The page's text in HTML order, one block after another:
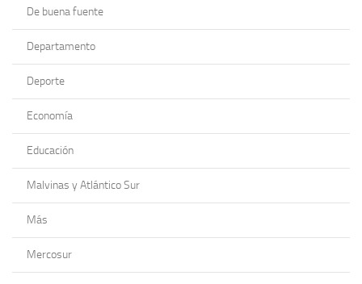
De buena fuente
Departamento
Deporte
Economía
Educación
Malvinas y Atlántico Sur
Más
Mercosur